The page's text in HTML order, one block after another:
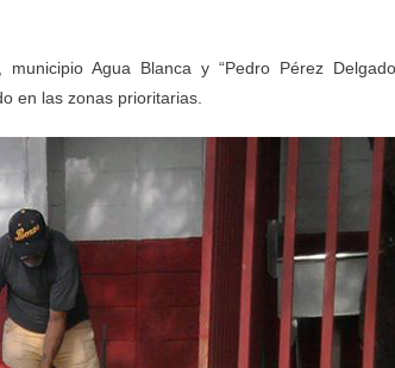
Agua Blanca y “Pedro Pérez
en las zonas prioritarias.